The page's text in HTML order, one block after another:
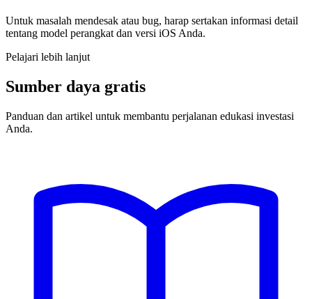
Untuk masalah mendesak atau bug, harap sertakan informasi detail
tentang model perangkat dan versi iOS Anda.
Pelajari lebih lanjut
Sumber daya gratis
Panduan dan artikel untuk membantu perjalanan edukasi investasi
Anda.